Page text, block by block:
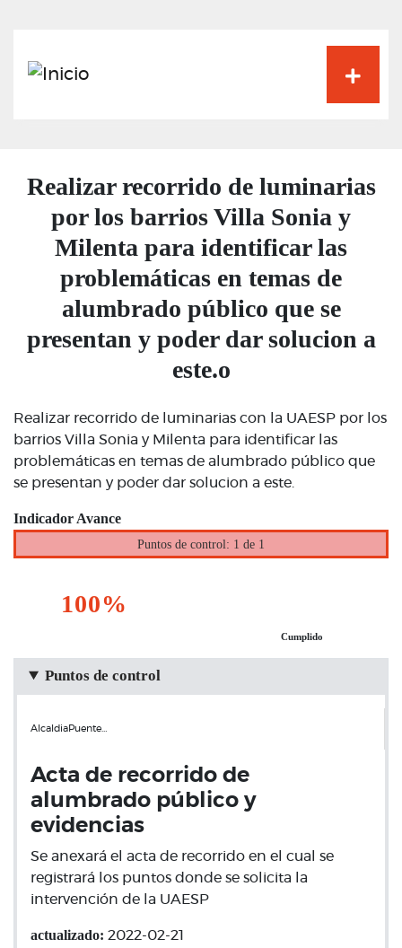
Realizar recorrido de luminarias
por los barrios Villa Sonia y
Milenta para identificar las
problemáticas en temas de
alumbrado público que se
presentan y poder dar solucion a
este.o
Realizar recorrido de luminarias con la UAESP por los
barrios Villa Sonia y Milenta para identificar las
problemáticas en temas de alumbrado público que
se presentan y poder dar solucion a este.
Indicador Avance
Puntos de control: 1 de 1
100%
Cumplido
Puntos de control
AlcaldiaPuente…
Acta de recorrido de
alumbrado público y
evidencias
Se anexará el acta de recorrido en el cual se
registrará los puntos donde se solicita la
intervención de la UAESP
actualizado: 2022-02-21